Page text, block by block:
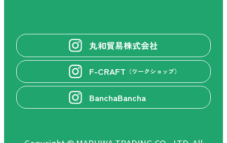
丸和貿易株式会社
F-CRAFT （ワークショップ）
BanchaBancha